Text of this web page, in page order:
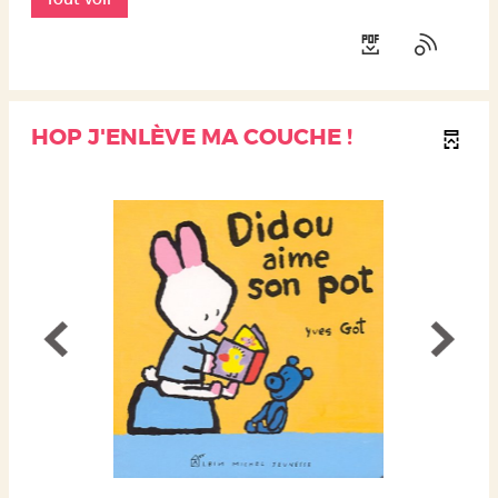
HOP J'ENLÈVE MA COUCHE !